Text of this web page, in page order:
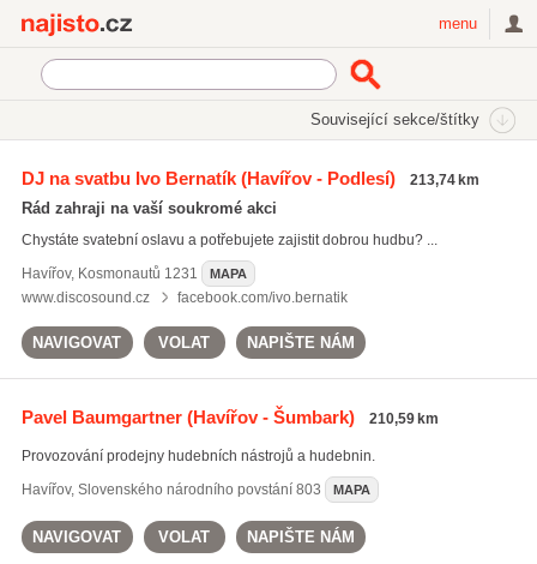
menu
Související sekce/štítky
Hudebniny a hudební nástroje (414)
Hudební skupiny a interpreti (274)
Všechny související sekce
DJ na svatbu Ivo Bernatík(Havířov - Podlesí) 213,74 km
Rád zahraji na vaší soukromé akci
Chystáte svatební oslavu a potřebujete zajistit dobrou hudbu? ...
Havířov, Kosmonautů 1231 MAPA
www.discosound.cz facebook.com/ivo.bernatik
NAVIGOVAT VOLAT NAPIŠTE NÁM
Pavel Baumgartner(Havířov - Šumbark) 210,59 km
Provozování prodejny hudebních nástrojů a hudebnin.
Havířov, Slovenského národního povstání 803 MAPA
NAVIGOVAT VOLAT NAPIŠTE NÁM